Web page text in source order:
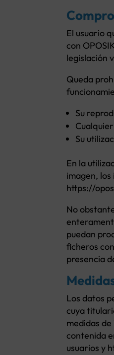
El usuario
con
legislación
Queda
Su
Su
En la
imagen,
https://
No
puedan
ficheros
presencia
Los datos
cuya
medidas
contenida
usuarios y